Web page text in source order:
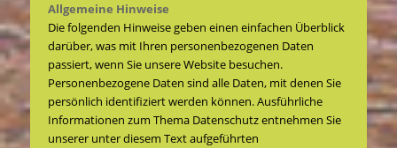
Allgemeine Hinweise
Die folgenden Hinweise geben einen einfachen Überblick
darüber, was mit Ihren personenbezogenen Daten
passiert, wenn Sie unsere Website besuchen.
Personenbezogene Daten sind alle Daten, mit denen Sie
persönlich identifiziert werden können. Ausführliche
Informationen zum Thema Datenschutz entnehmen Sie
unserer unter diesem Text aufgeführten